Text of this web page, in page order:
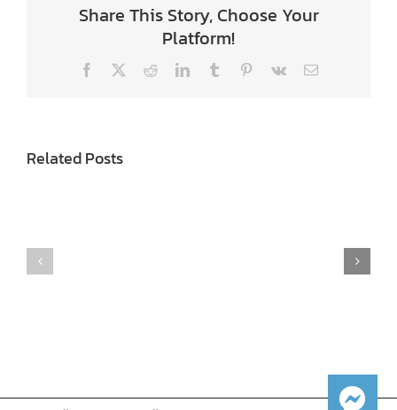
Share This Story, Choose Your
Platform!
Facebook RedditLinkedInTumblr Pinterest
Vk Email
Related Posts